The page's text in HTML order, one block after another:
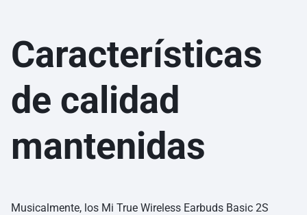
Características
de calidad
mantenidas
Musicalmente, los Mi True Wireless Earbuds Basic 2S